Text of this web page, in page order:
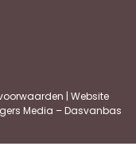
| Website
Media – Dasvanbas